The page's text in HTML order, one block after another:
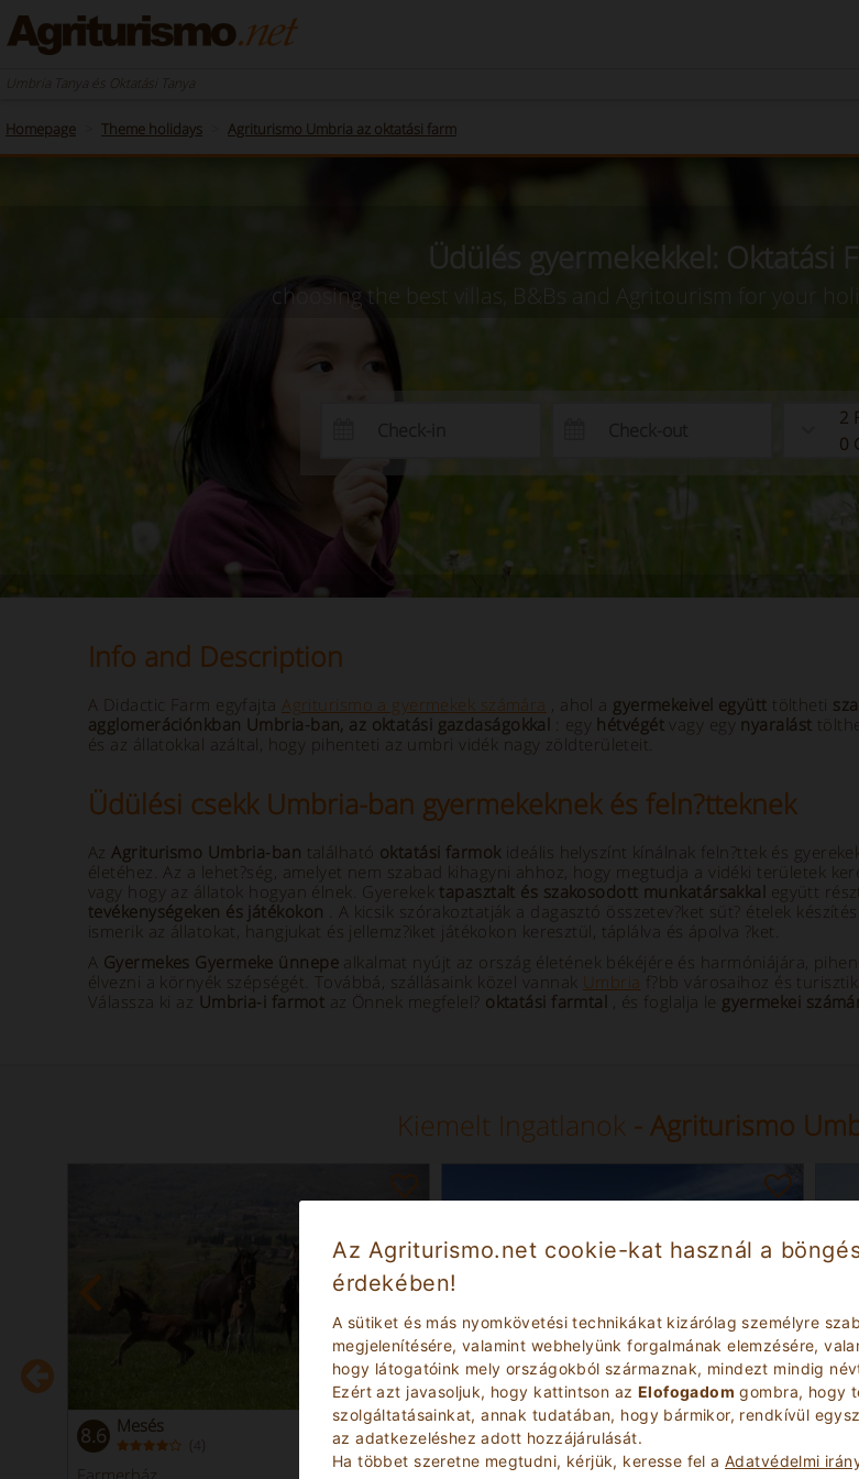
Az Agriturismo.net cookie-kat használ a
érdekében!
A sütiket és más nyomkövetési technikákat kizárólag személyre
megjelenítésére, valamint webhelyünk forgalmának elemzésére,
hogy látogatóink mely országokból származnak, mindezt mindig
Ezért azt javasoljuk, hogy kattintson az Elofogadom gombra, hogy
szolgáltatásainkat, annak tudatában, hogy bármikor, rendkívül
az adatkezeléshez adott hozzájárulását.
Ha többet szeretne megtudni, kérjük, keresse fel aAdatvédelmi
Umbria Tanya és Oktatási Tanya
Homepage Theme holidays Agriturismo Umbria az oktatási farm
Üdülés gyermekekkel: Oktatási
choosing the best villas, B&Bs and Agritourism for your
2
0
Info and Description
A Didactic Farm egyfajtaAgriturismo a gyermekek számára , ahol a gyermekeivel együtt töltheti
agglomerációnkban Umbria-ban, az oktatási gazdaságokkal : egy hétvégét vagy egy nyaralást
és az állatokkal azáltal, hogy pihenteti az umbri vidék nagy zöldterületeit.
Üdülési csekk Umbria-ban gyermekeknek és feln?tteknek
AzAgriturismo Umbria-ban található oktatási farmokideális helyszínt kínálnak feln?ttek és
életéhez. Az a lehet?ség, amelyet nem szabad kihagyni ahhoz, hogy megtudja a vidéki területek
vagy hogy az állatok hogyan élnek. Gyerekek tapasztalt és szakosodott munkatársakkal együtt
tevékenységeken és játékokon . A kicsik szórakoztatják a dagasztó összetev?ket süt? ételek
ismerik az állatokat, hangjukat és jellemz?iket játékokon keresztül, táplálva és ápolva ?ket.
A Gyermekes Gyermeke ünnepealkalmat nyújt az ország életének békéjére és harmóniájára,
élvezni a környék szépségét. Továbbá, szállásaink közel vannak Umbria f?bb városaihoz és
Válassza ki az Umbria-i farmot az Önnek megfelel? oktatási farmtal , és foglalja le gyermekei
Kiemelt Ingatlanok- Agriturismo
8.6 Mesés
( 4 )
Farmerház
9.2 Kiváló
(50)
Farm